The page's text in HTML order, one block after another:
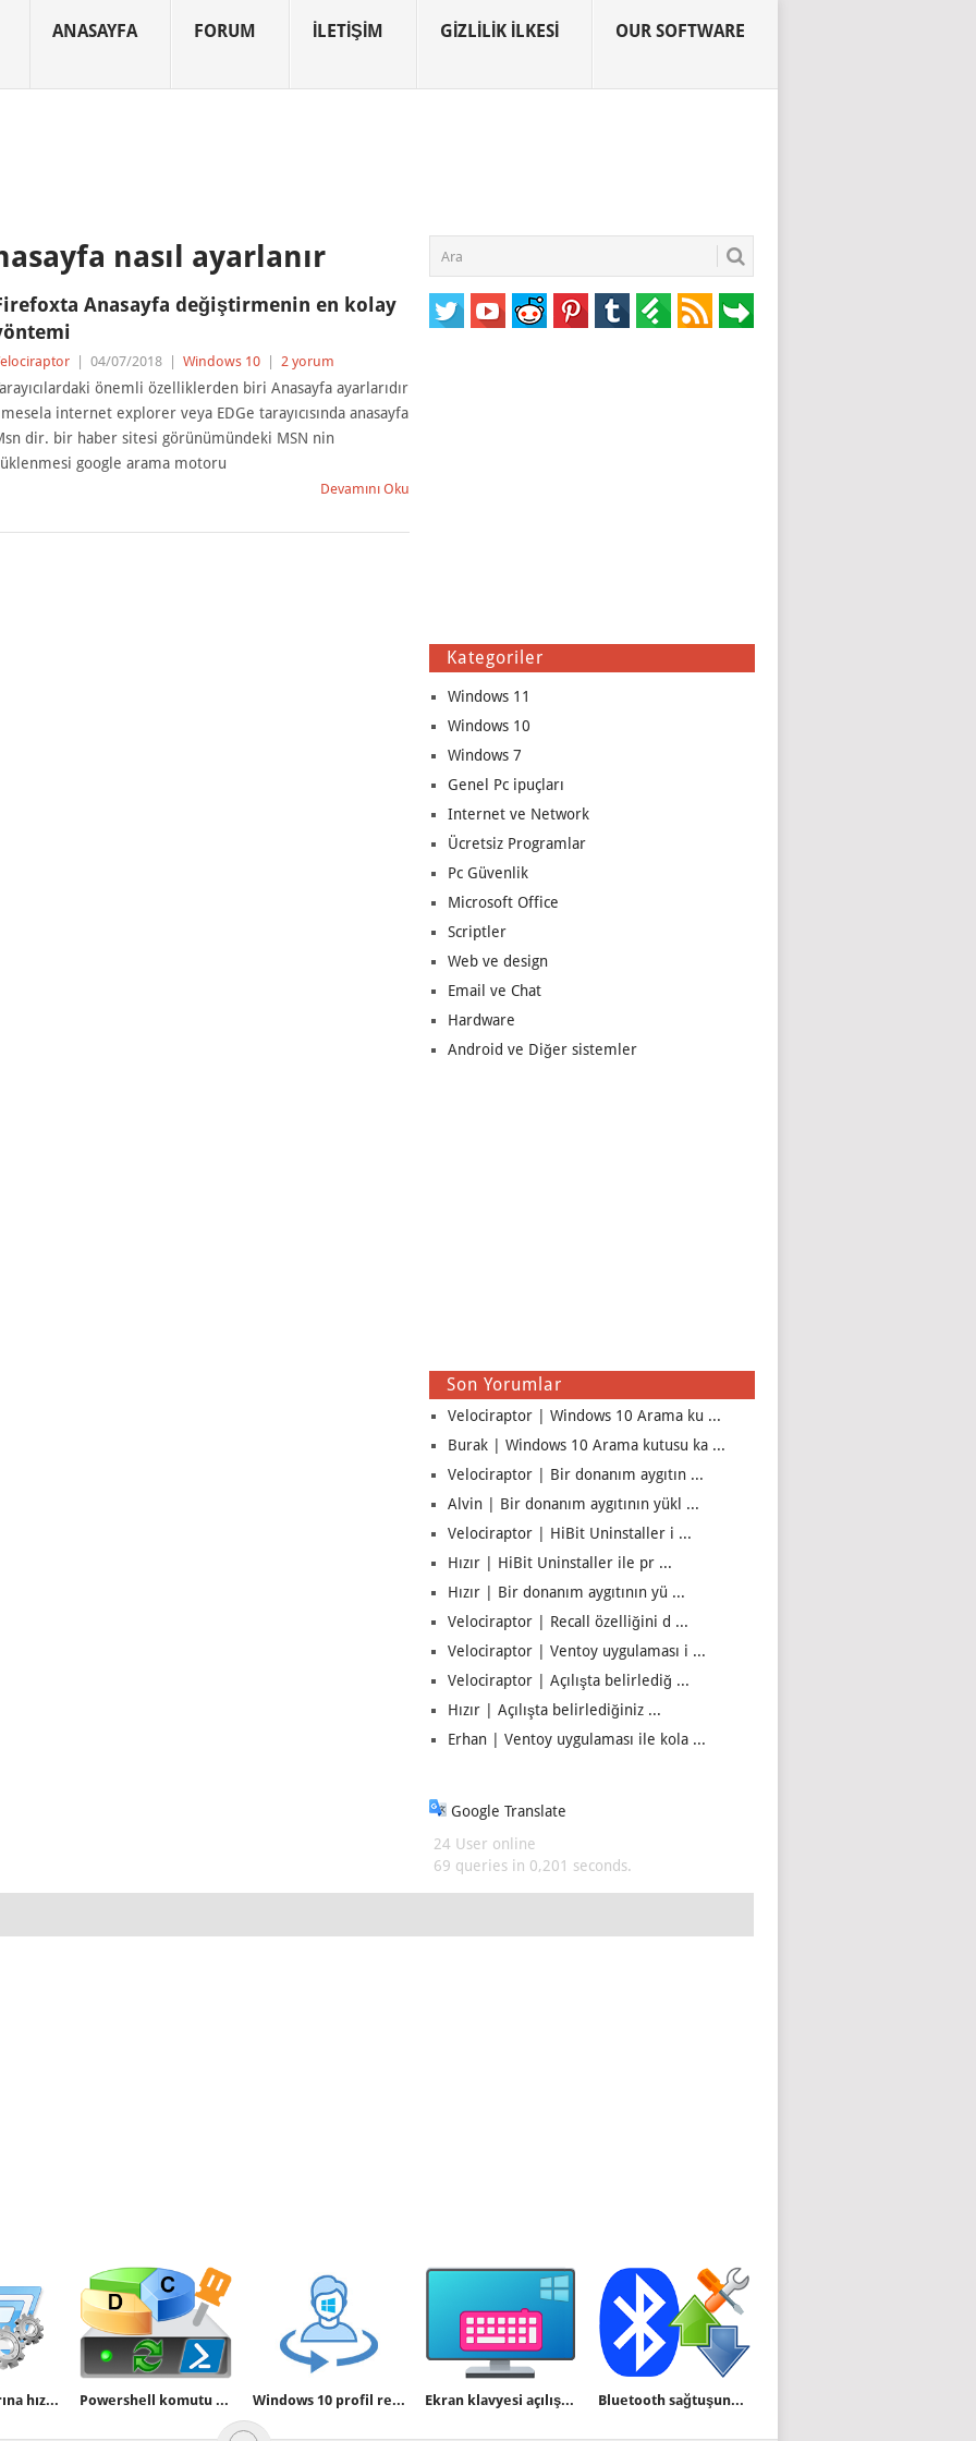
ANASAYFA FORUM İLETIŞIM GIZLILIK İLKESI OUR SOFTWARE
nasıl ayarlanır
Anasayfa değiştirmenin en kolay
04/07/2018 Windows 10 2 yorum
önemli özelliklerden biri Anasayfa ayarlarıdır
internet explorer veya EDGe tarayıcısında anasayfa
dir. bir haber sitesi görünümündeki MSN nin
google arama motoru
Devamını Oku
Kategoriler
Windows 11
Windows 10
Windows 7
Genel Pc ipuçları
Internet ve Network
Ücretsiz Programlar
Pc Güvenlik
Microsoft Office
Scriptler
Web ve design
Email ve Chat
Hardware
Android ve Diğer sistemler
Son Yorumlar
Velociraptor | Windows 10 Arama ku ...
Burak | Windows 10 Arama kutusu ka ...
Velociraptor | Bir donanım aygıtın ...
Alvin | Bir donanım aygıtının yükl ...
Velociraptor | HiBit Uninstaller i ...
Hızır | HiBit Uninstaller ile pr ...
Hızır | Bir donanım aygıtının yü ...
Velociraptor | Recall özelliğini d ...
Velociraptor | Ventoy uygulaması i ...
Velociraptor | Açılışta belirlediğ ...
Hızır | Açılışta belirlediğiniz ...
Erhan | Ventoy uygulaması ile kola ...
Google Translate
24 User online
69 queries in 0,201 seconds.
Sistem araçlarına hızlı erişim Powershell komutu ile Sürücü harfi değiştirelim Windows 10 profil resmi nasıl değiştirilir Ekran klavyesi açılışta otomatik olarak başlamasın Bluetooth sağtuşunda dosya gönder ve al menüleri eksik